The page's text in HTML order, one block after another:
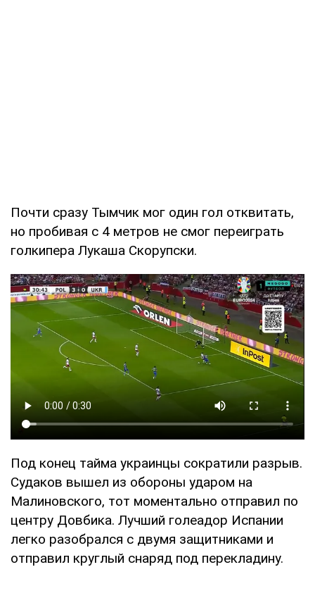
Почти сразу Тымчик мог один гол отквитать,
но пробивая с 4 метров не смог переиграть
голкипера Лукаша Скорупски.
Под конец тайма украинцы сократили разрыв.
Судаков вышел из обороны ударом на
Малиновского, тот моментально отправил по
центру Довбика. Лучший голеадор Испании
легко разобрался с двумя защитниками и
отправил круглый снаряд под перекладину.